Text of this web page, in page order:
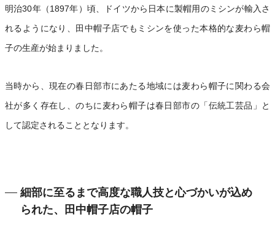
明治30年（1897年）頃、ドイツから日本に製帽用のミシンが輸入さ
れるようになり、田中帽子店でもミシンを使った本格的な麦わら帽
子の生産が始まりました。
当時から、現在の春日部市にあたる地域には麦わら帽子に関わる会
社が多く存在し、のちに麦わら帽子は春日部市の「伝統工芸品」と
して認定されることとなります。
細部に至るまで高度な職人技と心づかいが込め
られた、田中帽子店の帽子